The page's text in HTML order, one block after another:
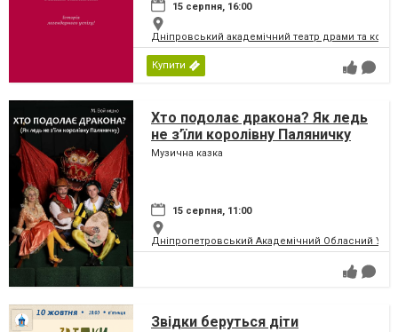
15 серпня, 16:00
Дніпровський академічний театр драми та
Купити
Хто подолає дракона? Як ледь
не з’їли королівну Паляничку
Музична казка
15 серпня, 11:00
Дніпропетровський Академічний Обласний
Звідки беруться діти